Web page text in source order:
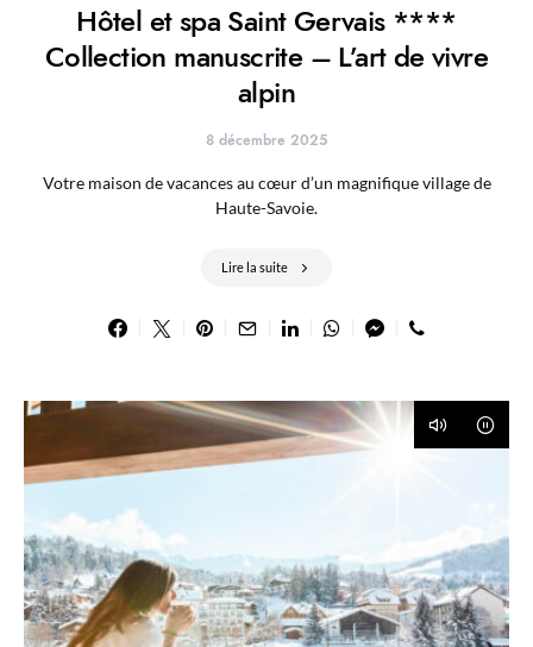
Hôtel et spa Saint Gervais ****
Collection manuscrite – L’art de vivre
alpin
8 décembre 2025
Votre maison de vacances au cœur d’un magnifique village de
Haute-Savoie.
Lire la suite